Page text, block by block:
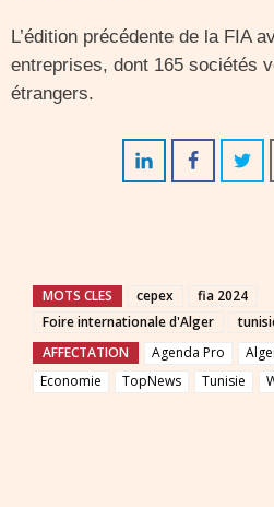
L’édition précédente de la FIA
entreprises, dont 165 sociétés
étrangers.
MOTS CLES cepex
fia 2024
Foire internationale d'Alger
AFFECTATION
Agenda Pro
Economie
TopNews Tunisie